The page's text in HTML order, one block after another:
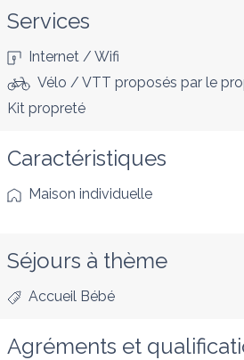
Services
Internet / Wifi
Vélo / VTT proposés par le
Kit propreté
Caractéristiques
Maison individuelle
Séjours à thème
Accueil Bébé
Agréments et